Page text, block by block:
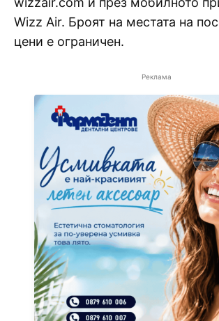
Wizz Air. Броят на местата на
цени е ограничен.
Реклама